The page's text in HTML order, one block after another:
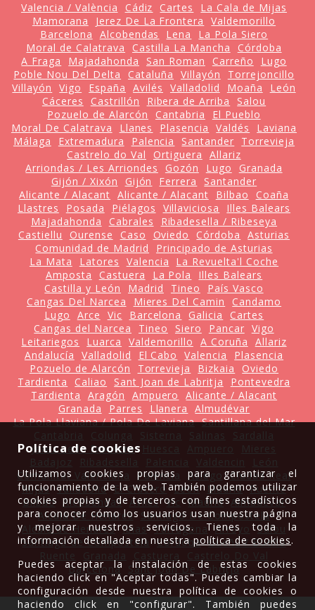
Valencia / València Cádiz Cartes
La Cala de Mijas
Mamorana
Jerez De La Frontera
Valdemorillo
Barcelona
Alcobendas Lena
La Pola Siero
Moral de Calatrava
Castilla La Mancha
Córdoba
A Fraga
Majadahonda San Roman Carreño
Lugo
Poble Nou Del Delta
Cataluña Villayón
Torrejoncillo
Villayón
Vigo España Avilés Valladolid Moaña
León
Cáceres
Castrillón Ribera de Arriba
Salou
Pozuelo de Alarcón
Cantabria
El Pueblo
Moral De Calatrava
Llanes Plasencia Valdés
Laviana
Málaga
Extremadura Palencia Santander
Torrevieja
Castrelo do Val
Ortiguera
Allariz
Arriondas / Les Arriondes
Gozón Lugo
Granada
Gijón / Xixón
Gijón Ferrera
Santander
Alicante / Alacant Alicante / Alacant Bilbao
Coaña
Llastres
Posada Piélagos Villaviciosa
Illes Balears
Majadahonda
Cabrales
Ribadesella / Ribeseya
Castiellu
Ourense Caso Oviedo Córdoba
Asturias
Comunidad de Madrid
Principado de Asturias
La Mata
Latores Valencia
La Revuelta'l Coche
Amposta
Castuera La Pola
Illes Balears
Castilla y León
Madrid Tineo
País Vasco
Cangas Del Narcea
Mieres Del Camin
Candamo
Lugo
Arce Vic Barcelona Galicia
Cartes
Cangas del Narcea
Tineo Siero Pancar Vigo
Leitariegos
Luarca Valdemorillo A Coruña
Allariz
Andalucía
Valladolid El Cabo Valencia
Plasencia
Pozuelo de Alarcón
Torrevieja Bizkaia
Oviedo
Tardienta
Caliao Sant Joan de Labritja
Pontevedra
Tardienta
Aragón Ampuero
Alicante / Alacant
Granada
Parres Llanera
Almudévar
La Pola Llaviana / Pola De Laviana Santillana del Mar
Jerez de la Frontera
Comunitat Valenciana
Palencia Asiego
Ciudad Real
Mijas
Valladolid El Crucero León Madrid Ruente
Bilbao Alcobendas Avilés Vic Madrid
Almudévar
Alcalá De Henares
Santiago De Compostela
Alcalá de Henares Ibias Tarragona Arroyo
Salou
Santiago de Compostela
Córdoba Gueñu / Bueño
Barcelona
Sant Joan De Labritja
Política de cookies
Utilizamos cookies propias para garantizar el
funcionamiento de la web. También podemos utilizar
cookies propias y de terceros con fines estadísticos
para conocer cómo los usuarios usan nuestra página
y mejorar nuestros servicios. Tienes toda la
información detallada en nuestrapolítica de cookies.
Puedes aceptar la instalación de estas cookies
haciendo click en "Aceptar todas". Puedes cambiar la
configuración desde nuestra política de cookies o
haciendo click en "configurar". También puedes